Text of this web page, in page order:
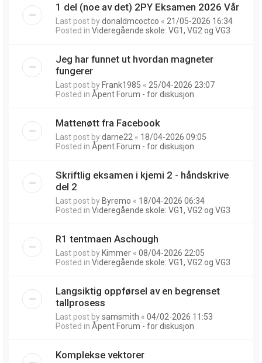
1 del (noe av det) 2PY Eksamen 2026 Vår
Last post bydonaldmcoctco « 21/05-2026 16:34
Posted in Videregående skole: VG1, VG2 og VG3
Jeg har funnet ut hvordan magneter
fungerer
Last post by Frank1985 « 25/04-2026 23:07
Posted in Åpent Forum - for diskusjon
Mattenøtt fra Facebook
Last post bydarne22 « 18/04-2026 09:05
Posted in Åpent Forum - for diskusjon
Skriftlig eksamen i kjemi 2 - håndskrive
del 2
Last post by Byremo « 18/04-2026 06:34
Posted in Videregående skole: VG1, VG2 og VG3
R1 tentmaen Aschough
Last post by Kimmer « 08/04-2026 22:05
Posted in Videregående skole: VG1, VG2 og VG3
Langsiktig oppførsel av en begrenset
tallprosess
Last post bysamsmith « 04/02-2026 11:53
Posted in Åpent Forum - for diskusjon
Komplekse vektorer